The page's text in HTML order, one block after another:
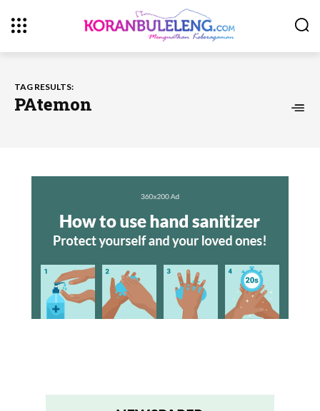
TAG RESULTS:
PAtemon